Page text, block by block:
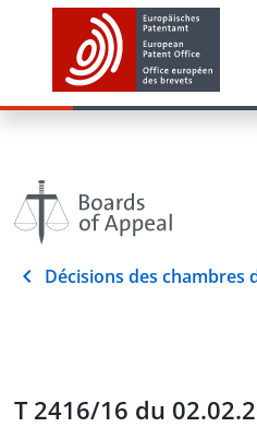
Décisions des chambres
T 2416/16 du